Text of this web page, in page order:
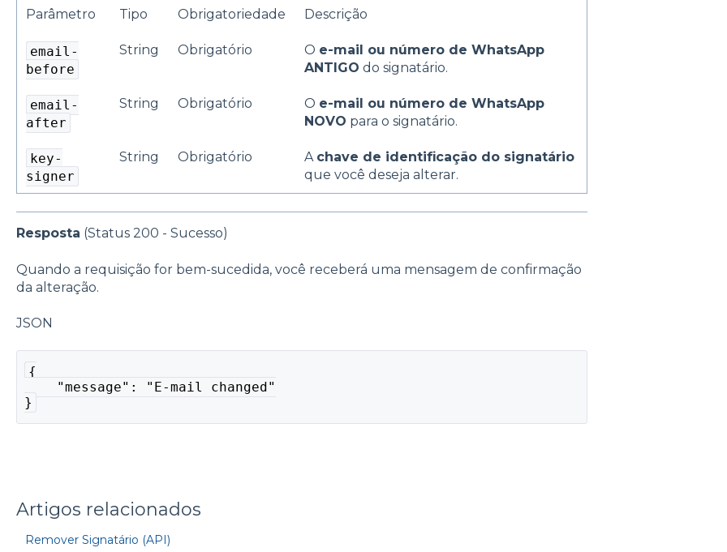
Parâmetro Tipo Obrigatoriedade Descrição
email-
before
String Obrigatório O e-mail ou número de WhatsApp
ANTIGO do signatário.
email-
after
String Obrigatório O e-mail ou número de WhatsApp
NOVO para o signatário.
key-
signer
String Obrigatório A chave de identificação do signatário
que você deseja alterar.
Resposta (Status 200 - Sucesso)
Quando a requisição for bem-sucedida, você receberá uma mensagem de confirmação
da alteração.
JSON
{
    "message": "E-mail changed"
}
Artigos relacionados
Remover Signatário (API)